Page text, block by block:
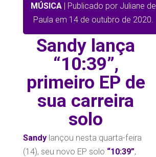
MÚSICA| Publicado por Juliane de
Paula em 14 de outubro de 2020.
Sandy lança
“10:39”,
primeiro EP de
sua carreira
solo
Sandylançou nesta quarta-feira
(14), seu novo EP solo “10:39”,